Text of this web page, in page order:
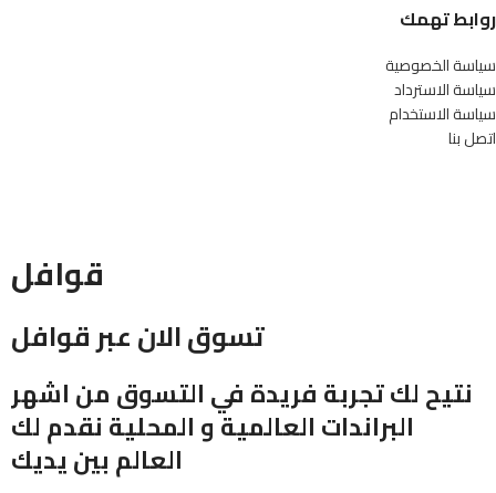
روابط تهمك
سياسة الخصوصية
سياسة الاسترداد
سياسة الاستخدام
اتصل بنا
قوافل
تسوق الان عبر قوافل
نتيح لك تجربة فريدة في التسوق من اشهر
البراندات العالمية و المحلية نقدم لك
العالم بين يديك